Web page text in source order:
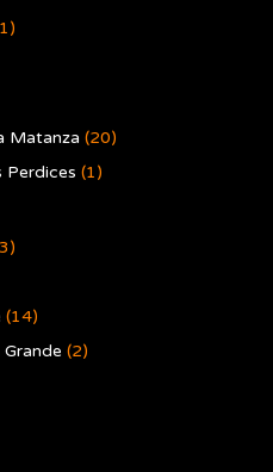
Matanza (20)
Perdices (1)
(14)
(2)